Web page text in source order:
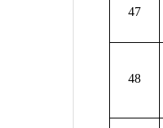
47
48